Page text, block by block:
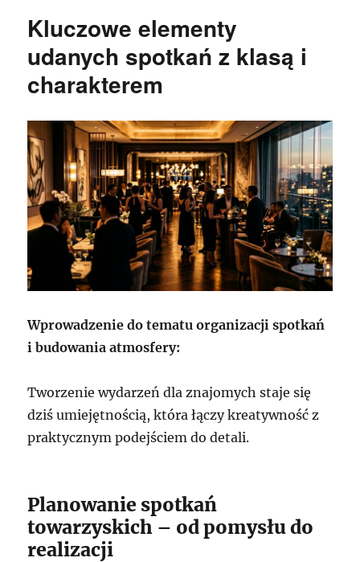
Kluczowe elementy
udanych spotkań z klasą i
charakterem
Wprowadzenie do tematu organizacji spotkań
i budowania atmosfery:
Tworzenie wydarzeń dla znajomych staje się
dziś umiejętnością, która łączy kreatywność z
praktycznym podejściem do detali.
Planowanie spotkań
towarzyskich – od pomysłu do
realizacji